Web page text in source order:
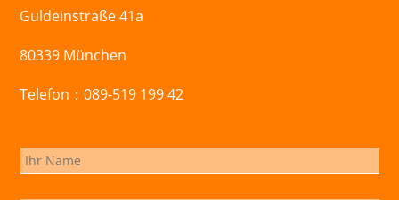
Guldeinstraße 41a
80339 München
Telefon：089-519 199 42